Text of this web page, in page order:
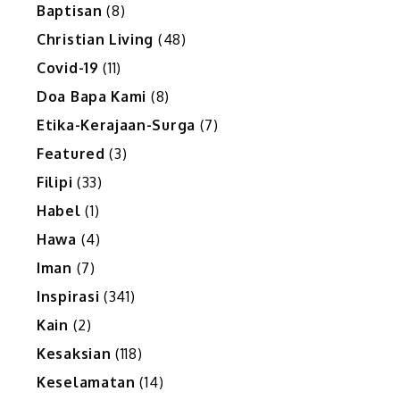
Baptisan (8)
Christian Living (48)
Covid-19 (11)
Doa Bapa Kami (8)
Etika-Kerajaan-Surga (7)
Featured (3)
Filipi (33)
Habel (1)
Hawa (4)
Iman (7)
Inspirasi (341)
Kain (2)
Kesaksian (118)
Keselamatan (14)